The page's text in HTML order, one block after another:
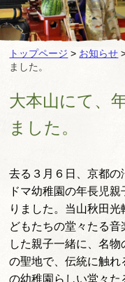
トップページ > お知らせ
ました。
大本山にて、
ました。
去る３月６日、京都
ドマ幼稚園の年長児
りました。 当山秋田光
どもたちの堂々たる
した親子一緒に、名物
の聖地で、伝統に触れ
の幼稚園らしい堂々た